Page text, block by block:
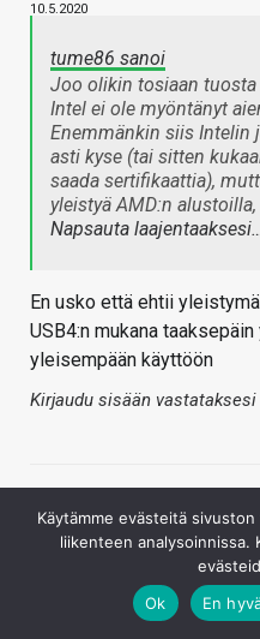
10.5.2020
tume86 sanoi
Joo olikin tosiaan
Intel ei ole myöntänyt
Enemmänkin siis Intelin
asti kyse (tai sitten
saada sertifikaattia),
yleistyä AMD:n
Napsauta
En usko että ehtii
USB4:n mukana
yleisempään käyttöön
Kirjaudu sisään vastataksesi
Käytämme evästeitä
liikenteen analysoinnissa.
Ok
En